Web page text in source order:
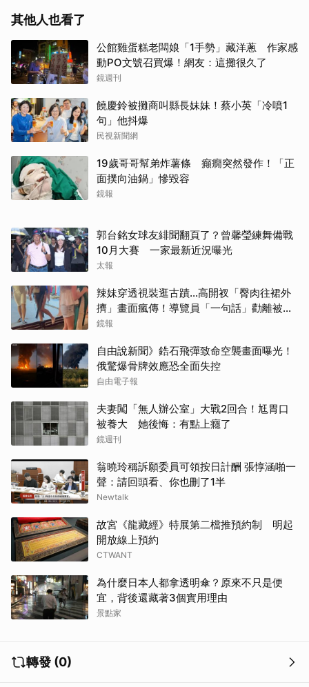
其他人也看了
公館雞蛋糕老闆娘「1手勢」藏洋蔥 作家感
動PO文號召買爆！網友：這攤很久了
鏡週刊
饒慶鈴被攤商叫縣長妹妹！蔡小英「冷噴1
句」他抖爆
民視新聞網
19歲哥哥幫弟炸薯條 癲癇突然發作！「正
面撲向油鍋」慘毀容
鏡報
郭台銘女球友緋聞翻頁了？曾馨瑩練舞備戰
10月大賽 一家最新近況曝光
太報
辣妹穿透視裝逛古蹟…高開衩「臀肉往裙外
擠」畫面瘋傳！導覽員「一句話」勸離被狂
讚
鏡報
自由說新聞》鋯石飛彈致命空襲畫面曝光！
俄驚爆骨牌效應恐全面失控
自由電子報
夫妻闖「無人辦公室」大戰2回合！尪胃口
被養大 她後悔：有點上癮了
鏡週刊
翁曉玲稱訴願委員可領按日計酬 張惇涵啪一
聲：請回頭看、你也刪了1半
Newtalk
故宮《龍藏經》特展第二檔推預約制 明起
開放線上預約
CTWANT
為什麼日本人都拿透明傘？原來不只是便
宜，背後還藏著3個實用理由
景點家
轉發 (0)
取消